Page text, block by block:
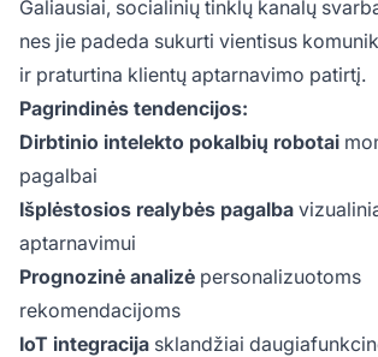
Galiausiai, socialinių tinklų kanalų
nes jie padeda sukurti vientisus
ir praturtina klientų aptarnavimo patirtį.
Pagrindinės tendencijos:
Dirbtinio intelekto pokalbių robotai
pagalbai
Išplėstosios realybės pagalba
aptarnavimui
Prognozinė analizė personalizuotoms
rekomendacijoms
IoT integracija sklandžiai